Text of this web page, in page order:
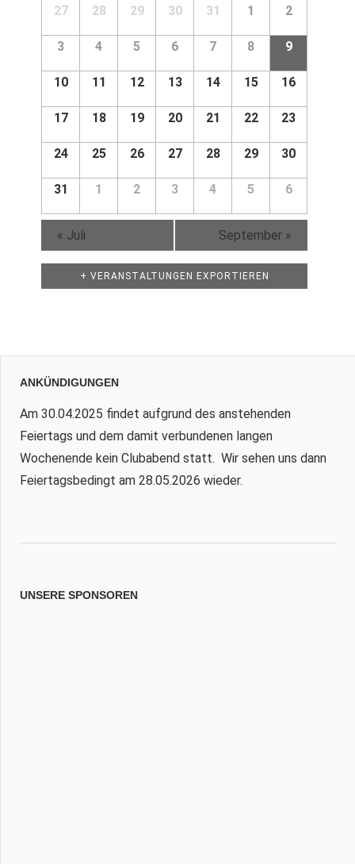
Navigation
von
Veranstaltungen
Kalender
Veranstaltungen
27 28 29 30 31 1 2
3 4 5 6 7 8 9
10 11 12 13 14 15 16
17 18 19 20 21 22 23
24 25 26 27 28 29 30
31 1 2 3 4 5 6
« Juli September »
+ VERANSTALTUNGEN EXPORTIEREN
ANKÜNDIGUNGEN
Am 30.04.2025 findet aufgrund des anstehenden
Feiertags und dem damit verbundenen langen
Wochenende kein Clubabend statt. Wir sehen uns dann
Feiertagsbedingt am 28.05.2026 wieder.
UNSERE SPONSOREN